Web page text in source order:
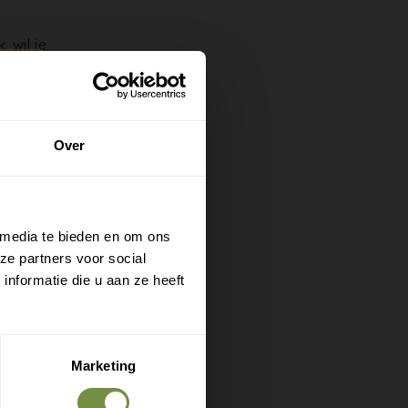
Over
te bieden en om ons
partners voor social
die u aan ze heeft
Marketing
wil je
de
al